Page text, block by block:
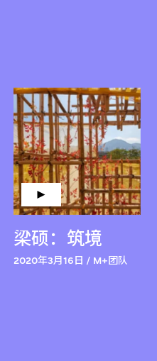
梁硕：筑境
2020年3月16日 / M+团队